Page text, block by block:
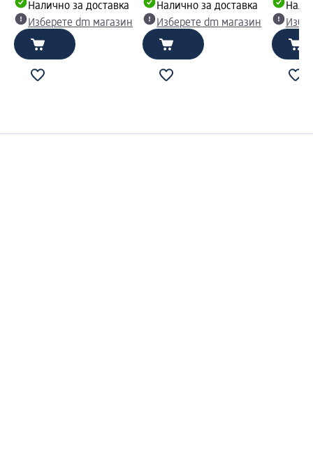
Налично за доставка
Изберете dm магазин
Налично за доставка
Изберете dm магазин